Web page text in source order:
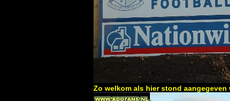
Zo welkom als hier stond